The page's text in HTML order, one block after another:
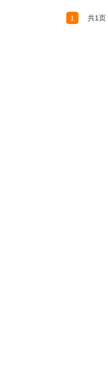
1 共1页